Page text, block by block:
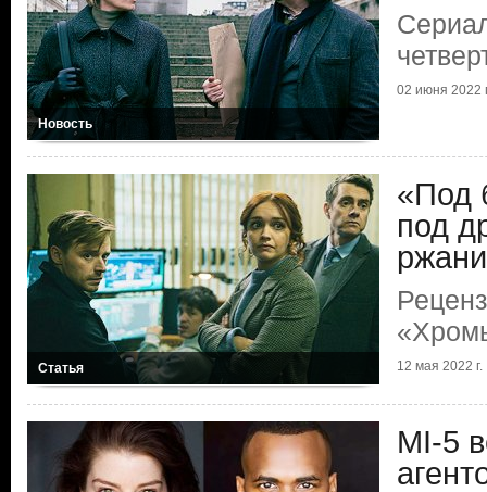
Новость
02 июня 2022
Статья
«Под
под
12 мая 2022 г.
MI-5